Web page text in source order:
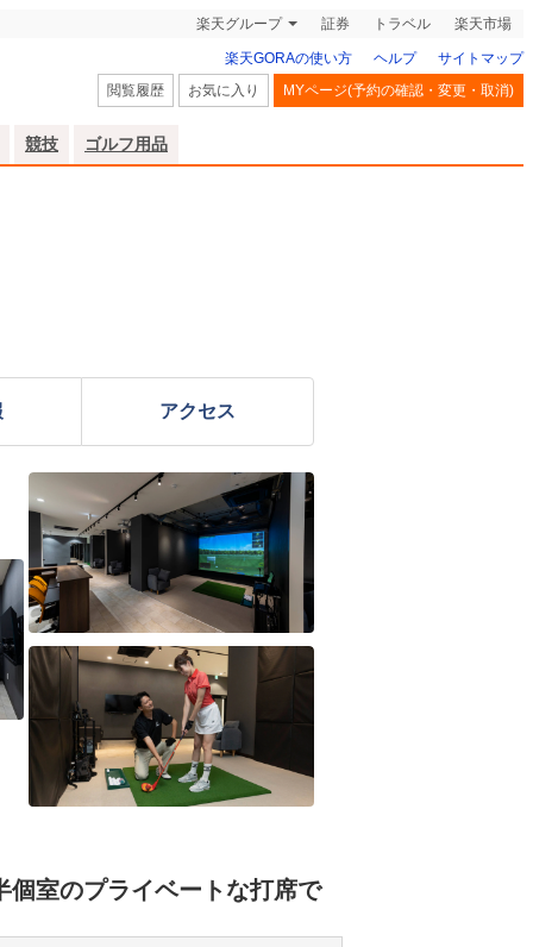
楽天グループ 証券 トラベル 楽天市場
楽天GORAの使い方 ヘルプ
サイトマップ
閲覧履歴
お気に入り MYページ(予約の確認・変更・取消)
競技 ゴルフ用品
アクセス
室のプライベートな打席で